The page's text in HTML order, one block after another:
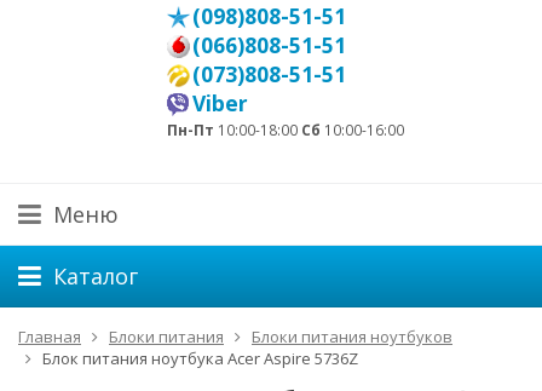
(098)808-51-51
(066)808-51-51
(073)808-51-51
Viber
Пн-Пт 10:00-18:00 Сб 10:00-16:00
Меню
Каталог
Главная Блоки питания
Блоки питания ноутбуков
Блок питания ноутбука Acer Aspire 5736Z